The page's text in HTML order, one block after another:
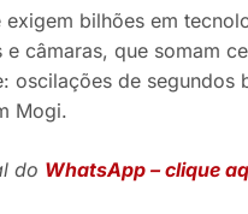
exigem bilhões em
câmaras, que somam
oscilações de segundos
Mogi.
do WhatsApp – clique